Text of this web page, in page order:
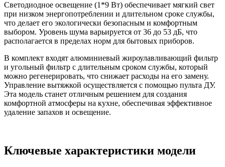
Светодиодное освещение (1*9 Вт) обеспечивает мягкий свет
при низком энергопотреблении и длительном сроке службы,
что делает его экологически безопасным и комфортным
выбором. Уровень шума варьируется от 36 до 53 дБ, что
располагается в пределах норм для бытовых приборов.
В комплект входят алюминиевый жироулавливающий фильтр
и угольный фильтр с длительным сроком службы, который
можно регенерировать, что снижает расходы на его замену.
Управление вытяжкой осуществляется с помощью пульта ДУ.
Эта модель станет отличным решением для создания
комфортной атмосферы на кухне, обеспечивая эффективное
удаление запахов и освещение.
Ключевые характеристики модели